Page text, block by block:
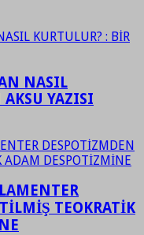
NASIL
AKSU YAZISI
TEOKRATİK